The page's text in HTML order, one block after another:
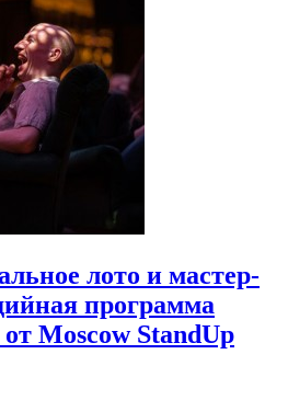
лото и мастер-
программа
Moscow StandUp